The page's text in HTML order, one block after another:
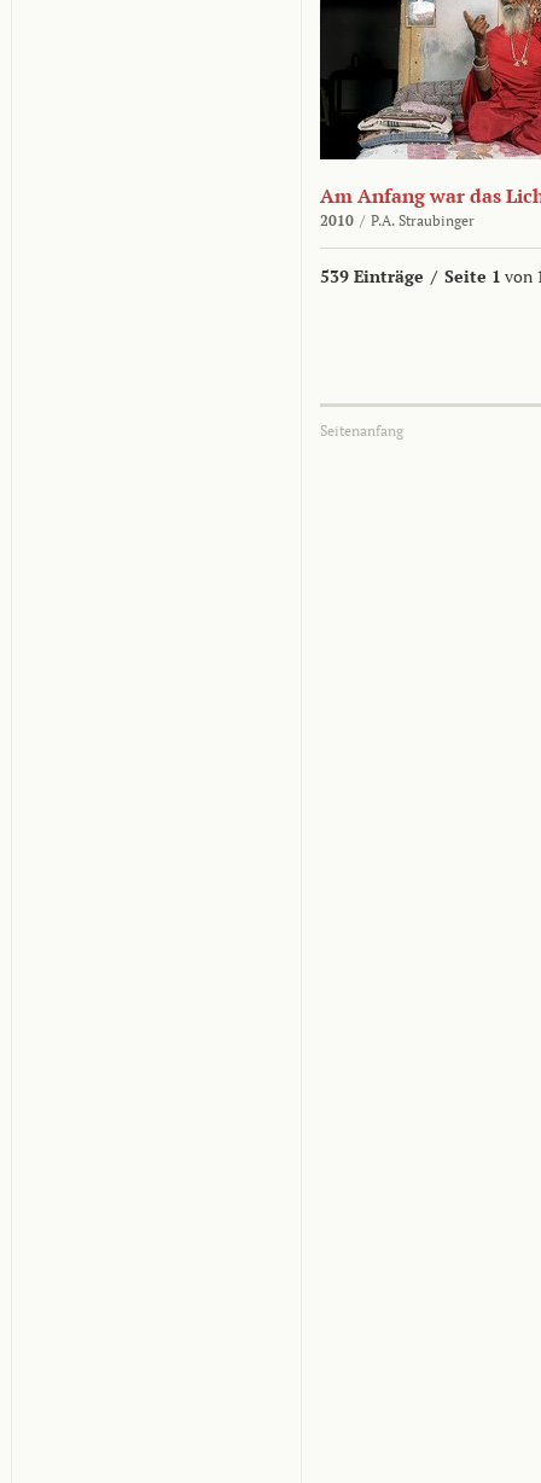
Am Anfang war das
2010 / P.A. Straubinger
539 Einträge / Seite 1 von
Seitenanfang